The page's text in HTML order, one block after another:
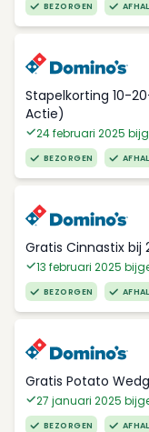
BEZORGEN
Stapelkorting 10-
Actie)
24 februari 2025
BEZORGEN
Gratis Cinnastix bij
13 februari 2025
BEZORGEN
Gratis Potato
27 januari 2025
BEZORGEN